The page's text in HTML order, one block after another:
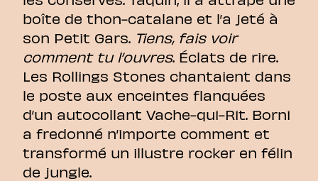
boîte de thon-catalane et l’a jeté à
son Petit Gars. Tiens, fais voir
comment tu l’ouvres. Éclats de rire.
Les Rollings Stones chantaient dans
le poste aux enceintes flanquées
d’un autocollant Vache-qui-Rit. Borni
a fredonné n’importe comment et
transformé un illustre rocker en félin
de jungle.